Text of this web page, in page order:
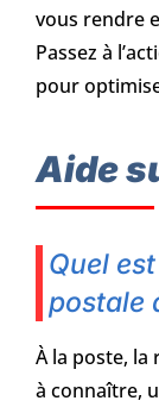
vous rendre
Passez à
pour
Aide
Quel
postale
À la poste,
à connaître,